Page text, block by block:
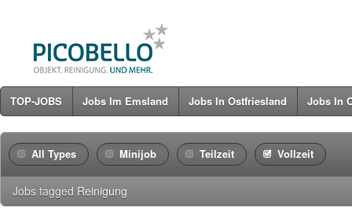
TOP-JOBS Jobs Im Emsland Jobs In Ostfriesland Jobs In
All Types Minijob Teilzeit Vollzeit
Jobs tagged Reinigung